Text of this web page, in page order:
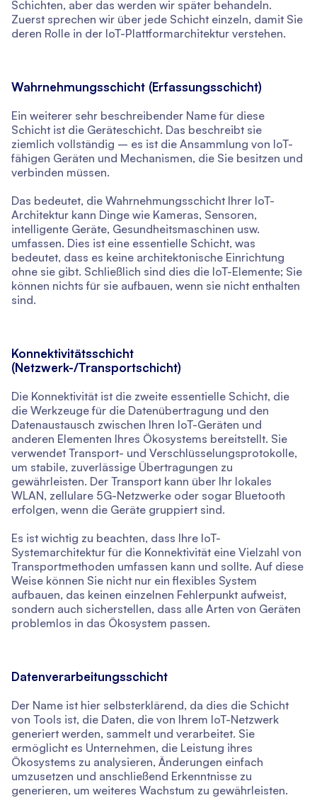
Schichten, aber das werden wir später behandeln.
Zuerst sprechen wir über jede Schicht einzeln, damit Sie
deren Rolle in der IoT-Plattformarchitektur verstehen.
Wahrnehmungsschicht (Erfassungsschicht)
Ein weiterer sehr beschreibender Name für diese
Schicht ist die Geräteschicht. Das beschreibt sie
ziemlich vollständig – es ist die Ansammlung von IoT-
fähigen Geräten und Mechanismen, die Sie besitzen und
verbinden müssen.
Das bedeutet, die Wahrnehmungsschicht Ihrer IoT-
Architektur kann Dinge wie Kameras, Sensoren,
intelligente Geräte, Gesundheitsmaschinen usw.
umfassen. Dies ist eine essentielle Schicht, was
bedeutet, dass es keine architektonische Einrichtung
ohne sie gibt. Schließlich sind dies die IoT-Elemente; Sie
können nichts für sie aufbauen, wenn sie nicht enthalten
sind.
Konnektivitätsschicht
(Netzwerk-/Transportschicht)
Die Konnektivität ist die zweite essentielle Schicht, die
die Werkzeuge für die Datenübertragung und den
Datenaustausch zwischen Ihren IoT-Geräten und
anderen Elementen Ihres Ökosystems bereitstellt. Sie
verwendet Transport- und Verschlüsselungsprotokolle,
um stabile, zuverlässige Übertragungen zu
gewährleisten. Der Transport kann über Ihr lokales
WLAN, zellulare 5G-Netzwerke oder sogar Bluetooth
erfolgen, wenn die Geräte gruppiert sind.
Es ist wichtig zu beachten, dass Ihre IoT-
Systemarchitektur für die Konnektivität eine Vielzahl von
Transportmethoden umfassen kann und sollte. Auf diese
Weise können Sie nicht nur ein flexibles System
aufbauen, das keinen einzelnen Fehlerpunkt aufweist,
sondern auch sicherstellen, dass alle Arten von Geräten
problemlos in das Ökosystem passen.
Datenverarbeitungsschicht
Der Name ist hier selbsterklärend, da dies die Schicht
von Tools ist, die Daten, die von Ihrem IoT-Netzwerk
generiert werden, sammelt und verarbeitet. Sie
ermöglicht es Unternehmen, die Leistung ihres
Ökosystems zu analysieren, Änderungen einfach
umzusetzen und anschließend Erkenntnisse zu
generieren, um weiteres Wachstum zu gewährleisten.